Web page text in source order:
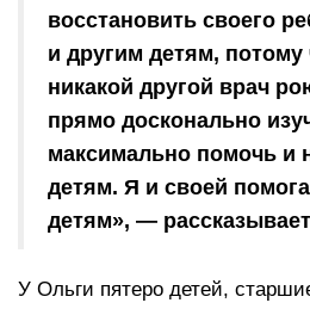
восстановить своего
и другим детям, потому
никакой другой врач
прямо досконально
максимально помочь и
детям. Я и своей
детям», —
У Ольги пятеро детей,